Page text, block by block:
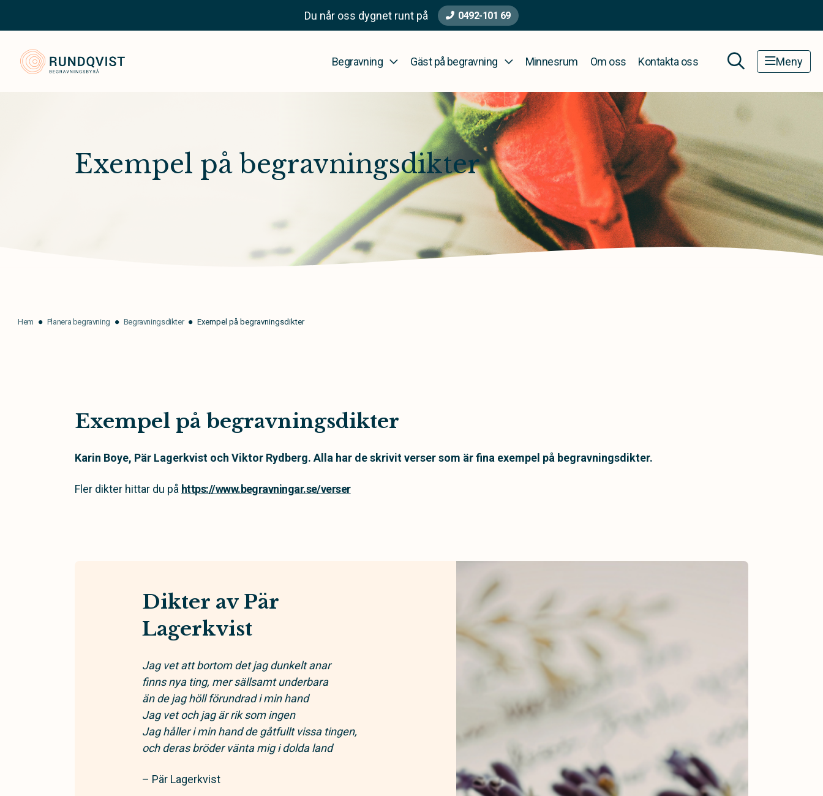
Du når oss dygnet runt på 0492-101 69
Begravning Gäst på begravning Minnesrum Om oss Kontakta oss Meny
Exempel på begravningsdikter
Hem Planera begravning Begravningsdikter Exempel på begravningsdikter
Exempel på begravningsdikter
Karin Boye, Pär Lagerkvist och Viktor Rydberg. Alla har de skrivit verser som är fina exempel på begravningsdikter.
Fler dikter hittar du på https://www.begravningar.se/verser
Dikter av Pär
Lagerkvist
Jag vet att bortom det jag dunkelt anar
finns nya ting, mer sällsamt underbara
än de jag höll förundrad i min hand
Jag vet och jag är rik som ingen
Jag håller i min hand de gåtfullt vissa tingen,
och deras bröder vänta mig i dolda land
– Pär Lagerkvist